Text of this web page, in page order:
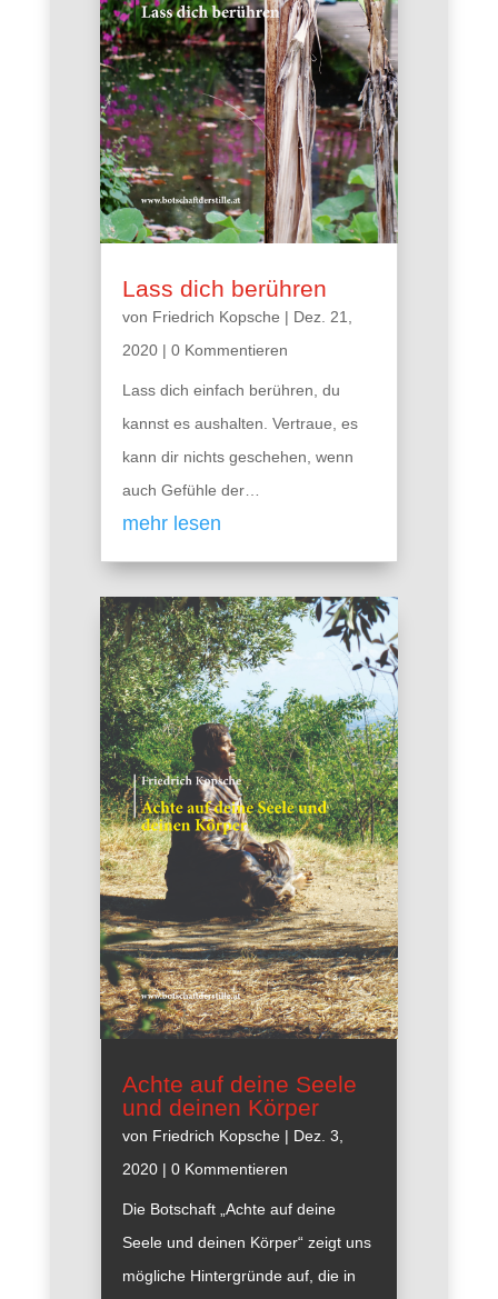
Lass dich berühren
von Friedrich Kopsche | Dez. 21,
2020| 0 Kommentieren
Lass dich einfach berühren, du
kannst es aushalten. Vertraue, es
kann dir nichts geschehen, wenn
auch Gefühle der…
mehr lesen
Achte auf deine Seele
und deinen Körper
von Friedrich Kopsche| Dez. 3,
2020| 0 Kommentieren
Die Botschaft „Achte auf deine
Seele und deinen Körper“ zeigt uns
mögliche Hintergründe auf, die in